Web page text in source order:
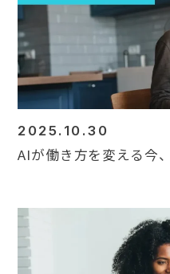
2025.10.30
AIが働き方を変える今